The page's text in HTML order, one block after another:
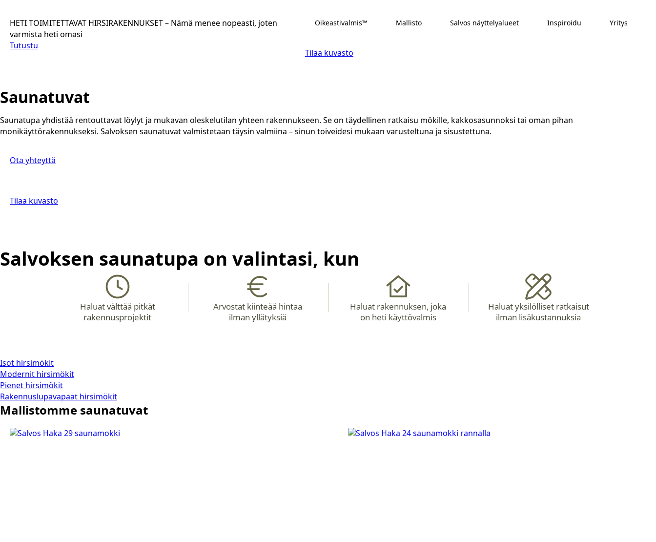
HETI TOIMITETTAVAT HIRSIRAKENNUKSET – Nämä menee nopeasti, joten
varmista heti omasi
Tutustu
Oikeastivalmis™ Mallisto Salvos näyttelyalueet Inspiroidu Yritys
Tilaa kuvasto
Saunatuvat
Saunatupa yhdistää rentouttavat löylyt ja mukavan oleskelutilan yhteen rakennukseen. Se on täydellinen ratkaisu mökille, kakkosasunnoksi tai oman pihan
monikäyttörakennukseksi. Salvoksen saunatuvat valmistetaan täysin valmiina – sinun toiveidesi mukaan varusteltuna ja sisustettuna.
Ota yhteyttä
Tilaa kuvasto
Salvoksen saunatupa on valintasi, kun
Haluat välttää pitkät
rakennusprojektit
Arvostat kiinteää hintaa
ilman yllätyksiä
Haluat rakennuksen, joka
on heti käyttövalmis
Haluat yksilölliset ratkaisut
ilman lisäkustannuksia
Isot hirsimökit
Modernit hirsimökit
Pienet hirsimökit
Rakennuslupavapaat hirsimökit
Mallistomme saunatuvat